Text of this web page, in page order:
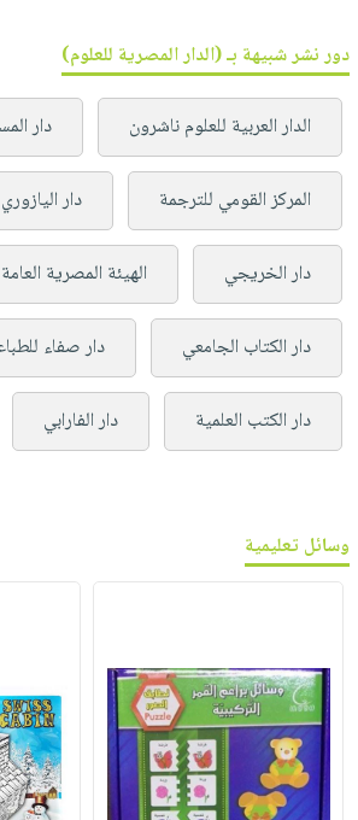
دور نشر شبيهة بـ (الدار المصرية للعلوم)
الدار العربية للعلوم ناشرون دار
المركز القومي للترجمة دار
دار الخريجي الهيئة المصرية
دار الكتاب الجامعي دار صفاء
دار الكتب العلمية دار الفارابي
وسائل تعليمية